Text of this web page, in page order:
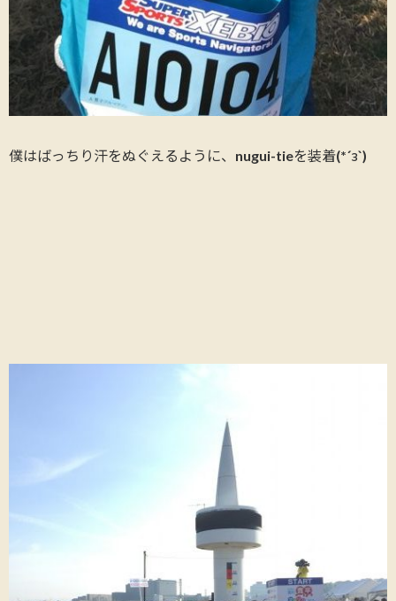
僕はばっちり汗をぬぐえるように、nugui-tieを装着(*´з`)